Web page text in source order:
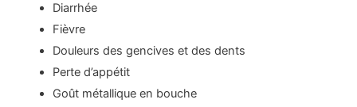
Diarrhée
Fièvre
Douleurs des gencives et des dents
Perte d’appétit
Goût métallique en bouche